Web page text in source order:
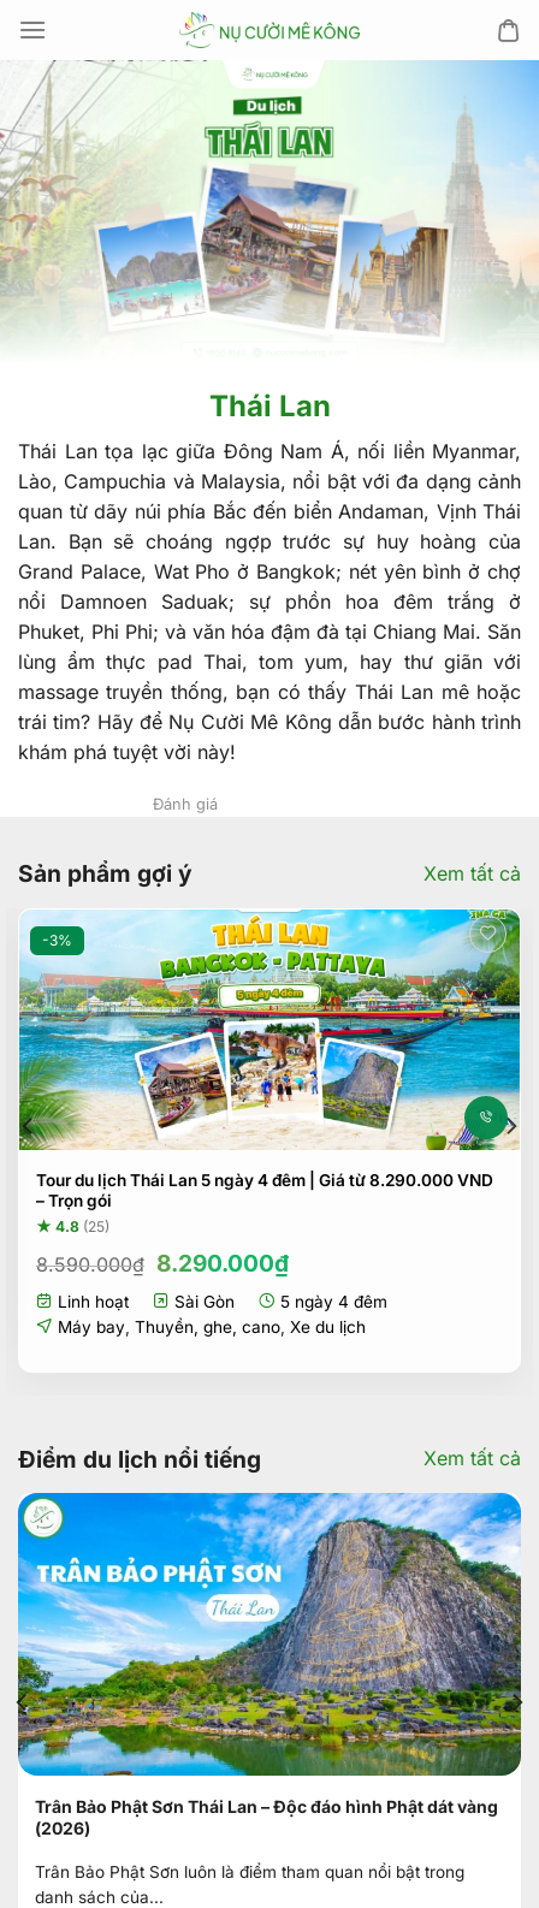
đến
dung
Thái Lan
Thái Lan tọa lạc giữa Đông Nam Á, nối liền Myanmar,
Lào, Campuchia và Malaysia, nổi bật với đa dạng cảnh
quan từ dãy núi phía Bắc đến biển Andaman, Vịnh Thái
Lan. Bạn sẽ choáng ngợp trước sự huy hoàng của
Grand Palace, Wat Pho ở Bangkok; nét yên bình ở chợ
nổi Damnoen Saduak; sự phồn hoa đêm trắng ở
Phuket, Phi Phi; và văn hóa đậm đà tại Chiang Mai. Săn
lùng ẩm thực pad Thai, tom yum, hay thư giãn với
massage truyền thống, bạn có thấy Thái Lan mê hoặc
trái tim? Hãy để Nụ Cười Mê Kông dẫn bước hành trình
khám phá tuyệt vời này!
Đánh giá
Sản phẩm gợi ý Xem tất cả
-3%
Tour du lịch Thái Lan 5 ngày 4 đêm | Giá từ 8.290.000 VND
– Trọn gói
★ 4.8 (25)
8.590.000₫ Giá
là:
8.590.000₫.
8.290.000₫Giá
hiện
tại
là:
Linh hoạt Sài Gòn
5 ngày 4 đêm
Máy bay Thuyền, ghe, cano, Xe du lịch
Điểm du lịch nổi tiếng Xem tất cả
Trân Bảo Phật Sơn Thái Lan – Độc đáo hình Phật dát vàng
(2026)
Trân Bảo Phật Sơn luôn là điểm tham quan nổi bật trong
danh sách của...